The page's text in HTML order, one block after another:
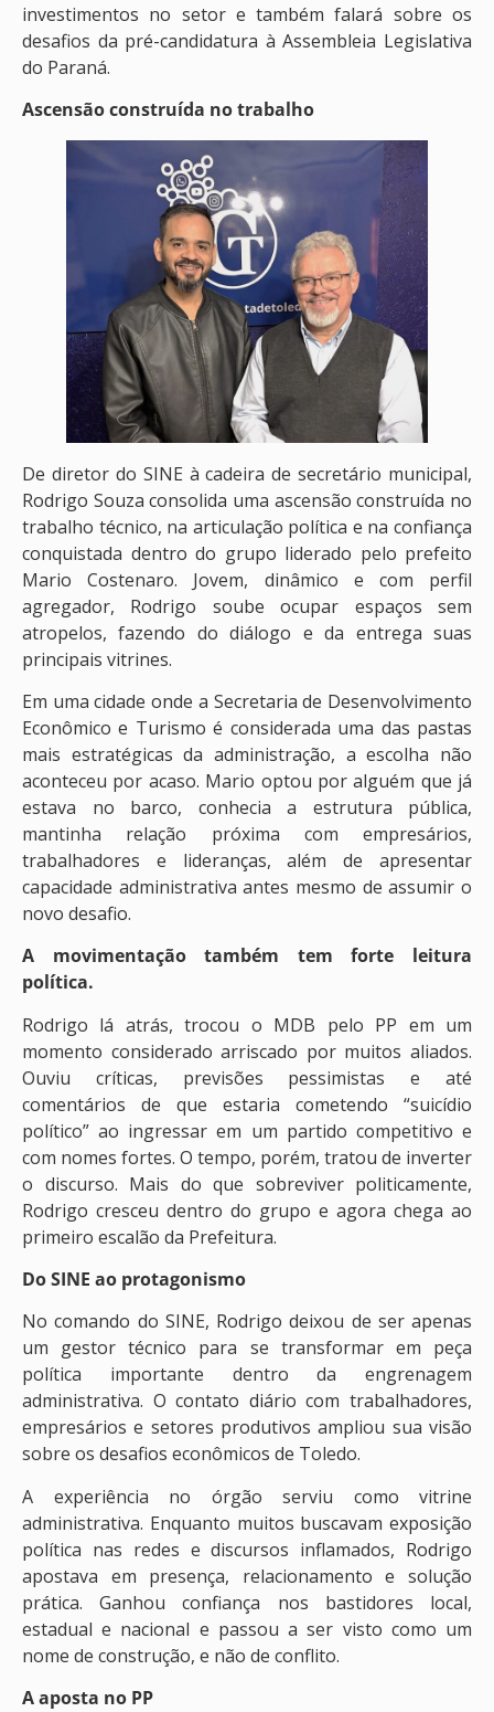
investimentos no setor e também falará sobre os
desafios da pré-candidatura à Assembleia Legislativa
do Paraná.
Ascensão construída no trabalho
De diretor do SINE à cadeira de secretário municipal,
Rodrigo Souza consolida uma ascensão construída no
trabalho técnico, na articulação política e na confiança
conquistada dentro do grupo liderado pelo prefeito
Mario Costenaro. Jovem, dinâmico e com perfil
agregador, Rodrigo soube ocupar espaços sem
atropelos, fazendo do diálogo e da entrega suas
principais vitrines.
Em uma cidade onde a Secretaria de Desenvolvimento
Econômico e Turismo é considerada uma das pastas
mais estratégicas da administração, a escolha não
aconteceu por acaso. Mario optou por alguém que já
estava no barco, conhecia a estrutura pública,
mantinha relação próxima com empresários,
trabalhadores e lideranças, além de apresentar
capacidade administrativa antes mesmo de assumir o
novo desafio.
A movimentação também tem forte leitura
política.
Rodrigo lá atrás, trocou o MDB pelo PP em um
momento considerado arriscado por muitos aliados.
Ouviu críticas, previsões pessimistas e até
comentários de que estaria cometendo “suicídio
político” ao ingressar em um partido competitivo e
com nomes fortes. O tempo, porém, tratou de inverter
o discurso. Mais do que sobreviver politicamente,
Rodrigo cresceu dentro do grupo e agora chega ao
primeiro escalão da Prefeitura.
Do SINE ao protagonismo
No comando do SINE, Rodrigo deixou de ser apenas
um gestor técnico para se transformar em peça
política importante dentro da engrenagem
administrativa. O contato diário com trabalhadores,
empresários e setores produtivos ampliou sua visão
sobre os desafios econômicos de Toledo.
A experiência no órgão serviu como vitrine
administrativa. Enquanto muitos buscavam exposição
política nas redes e discursos inflamados, Rodrigo
apostava em presença, relacionamento e solução
prática. Ganhou confiança nos bastidores local,
estadual e nacional e passou a ser visto como um
nome de construção, e não de conflito.
A aposta no PP